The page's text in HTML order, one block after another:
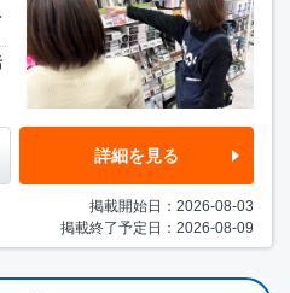
詳細を見る
掲載開始日：2026-08-03
掲載終了予定日：2026-08-09